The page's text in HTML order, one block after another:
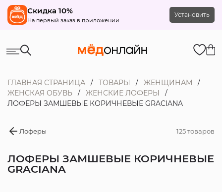
Скидка 10%
На первый заказ в приложении
Установить
ГЛАВНАЯ СТРАНИЦА ТОВАРЫ
ЖЕНЩИНАМ
ЖЕНСКАЯ ОБУВЬ
ЖЕНСКИЕ ЛОФЕРЫ
ЛОФЕРЫ ЗАМШЕВЫЕ КОРИЧНЕВЫЕ GRACIANA
Лоферы 125 товаров
ЛОФЕРЫ ЗАМШЕВЫЕ КОРИЧНЕВЫЕ
GRACIANA